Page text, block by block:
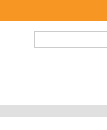
FORMULAIRE DE